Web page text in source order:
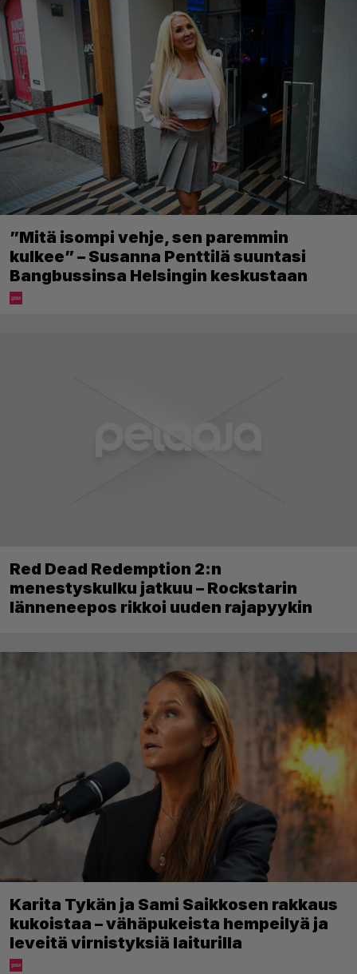
”Mitä isompi vehje, sen paremmin
kulkee” – Susanna Penttilä suuntasi
Bangbussinsa Helsingin keskustaan
Red Dead Redemption 2:n
menestyskulku jatkuu – Rockstarin
länneneepos rikkoi uuden rajapyykin
Karita Tykän ja Sami Saikkosen rakkaus
kukoistaa – vähäpukeista hempeilyä ja
leveitä virnistyksiä laiturilla